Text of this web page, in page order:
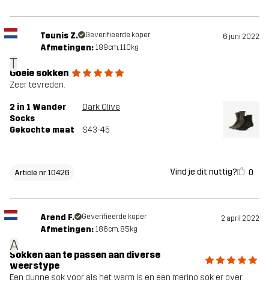
T
Teunis Z. Geverifieerde koper 6 juni 2022
Afmetingen: 189cm, 110kg
Goeie sokken
Zeer tevreden.
2 in 1 Wander
Socks
Dark Olive
Gekochte maat S43-45
Article nr 10426 Vind je dit nuttig? 0
A
Arend F. Geverifieerde koper 2 april 2022
Afmetingen: 186cm, 85kg
Sokken aan te passen aan diverse
weerstype
Een dunne sok voor als het warm is en een merino sok er over